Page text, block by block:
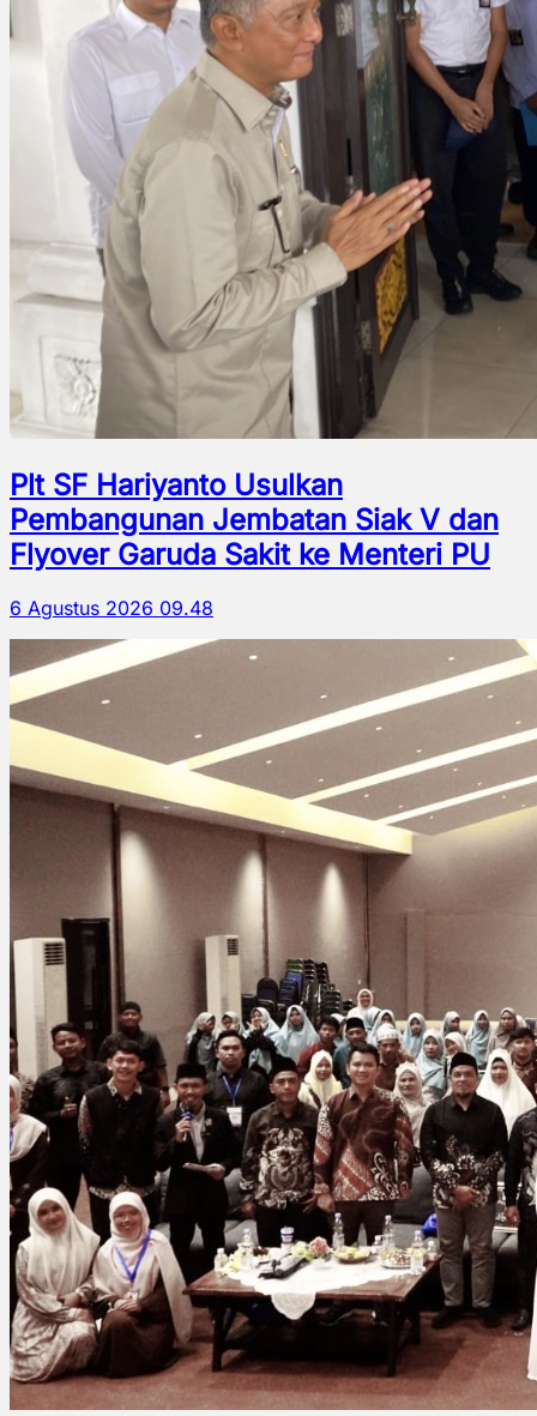
Plt SF Hariyanto Usulkan
Pembangunan Jembatan Siak V dan
Flyover Garuda Sakit ke Menteri PU
6 Agustus 2026 09.48